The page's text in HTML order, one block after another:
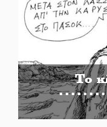
Το